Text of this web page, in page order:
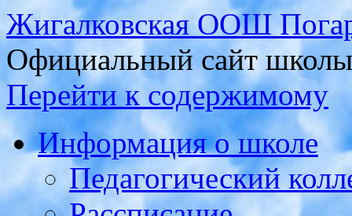
Жигалковская ООШ
Официальный сайт школы
Перейти к содержимому
Информация о школе
Педагогический